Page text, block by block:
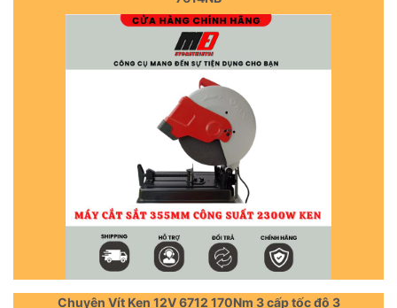
Chuyên Vít Ken 12V 6712 170Nm 3 cấp tốc độ 3